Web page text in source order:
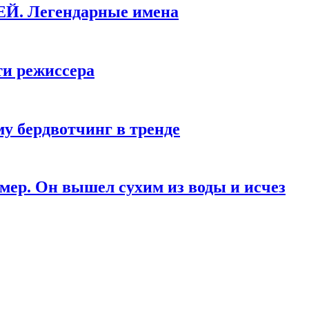
Легендарные имена
режиссера
бердвотчинг в тренде
Он вышел сухим из воды и исчез